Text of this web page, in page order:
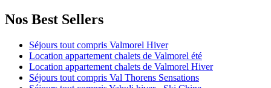
Nos Best Sellers
Séjours tout compris Valmorel Hiver
Location appartement chalets de Valmorel été
Location appartement chalets de Valmorel Hiver
Séjours tout compris Val Thorens Sensations